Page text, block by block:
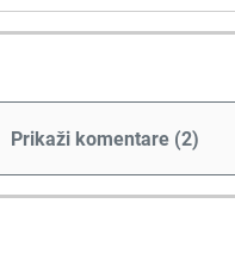
Prikaži komentare (2)